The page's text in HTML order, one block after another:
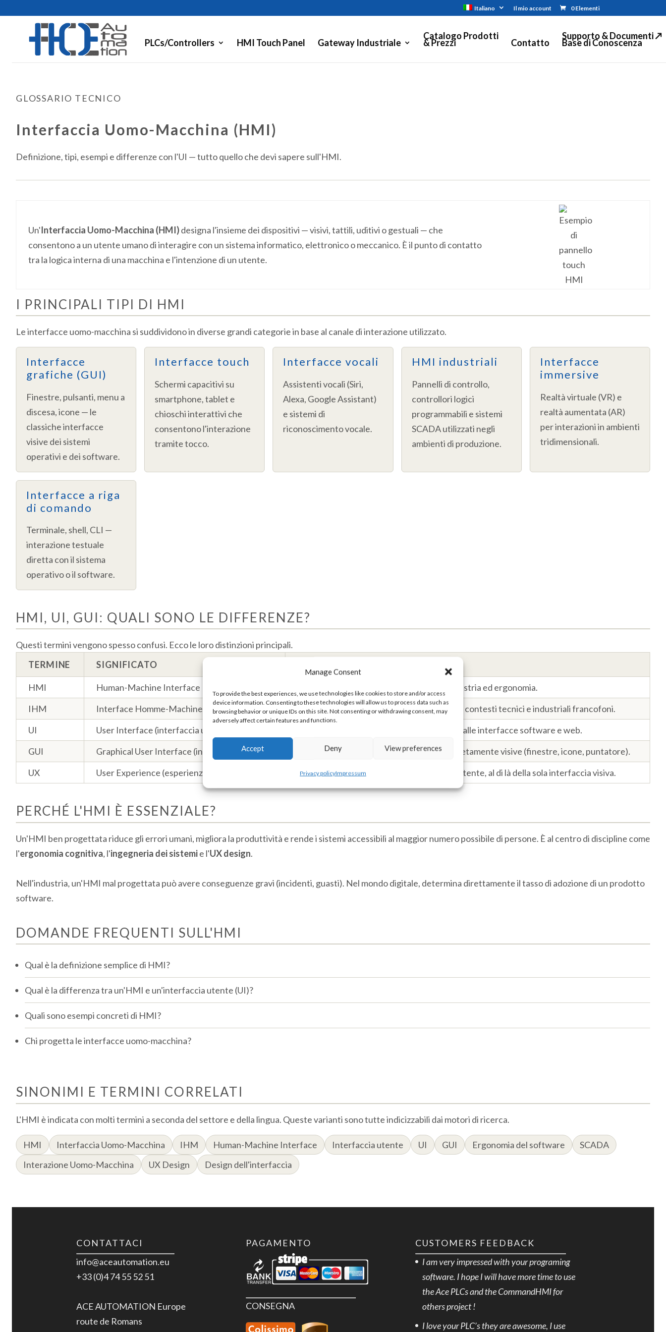
Manage Consent
To provide the best experiences, we use technologies like cookies to store and/or access
device information. Consenting to these technologies will allow us to process data such as
browsing behavior or unique IDs on this site. Not consenting or withdrawing consent, may
adversely affect certain features and functions.
Accept Deny View preferences
Privacy policyImpressum
Italiano Il mio account 0 Elementi
PLCs/Controllers HMI Touch Panel Gateway Industriale
Catalogo Prodotti
& Prezzi Contatto
Supporto & Documenti ↗
Base di Conoscenza
GLOSSARIO TECNICO
Interfaccia Uomo-Macchina (HMI)
Definizione, tipi, esempi e differenze con l'UI — tutto quello che devi sapere sull'HMI.
Un'Interfaccia Uomo-Macchina (HMI)designa l'insieme dei dispositivi — visivi, tattili, uditivi o gestuali — che
consentono a un utente umano di interagire con un sistema informatico, elettronico o meccanico. È il punto di contatto
tra la logica interna di una macchina e l'intenzione di un utente.
I PRINCIPALI TIPI DI HMI
Le interfacce uomo-macchina si suddividono in diverse grandi categorie in base al canale di interazione utilizzato.
Interfacce
grafiche (GUI)
Finestre, pulsanti, menu a
discesa, icone — le
classiche interfacce
visive dei sistemi
operativi e dei software.
Interfacce touch
Schermi capacitivi su
smartphone, tablet e
chioschi interattivi che
consentono l'interazione
tramite tocco.
Interfacce vocali
Assistenti vocali (Siri,
Alexa, Google Assistant)
e sistemi di
riconoscimento vocale.
HMI industriali
Pannelli di controllo,
controllori logici
programmabili e sistemi
SCADA utilizzati negli
ambienti di produzione.
Interfacce
immersive
Realtà virtuale (VR) e
realtà aumentata (AR)
per interazioni in ambienti
tridimensionali.
Interfacce a riga
di comando
Terminale, shell, CLI —
interazione testuale
diretta con il sistema
operativo o il software.
HMI, UI, GUI: QUALI SONO LE DIFFERENZE?
Questi termini vengono spesso confusi. Ecco le loro distinzioni principali.
TERMINE
SIGNIFICATO
HMI Human-Machine Interface
Termine generico usato in informatica, industria ed ergonomia.
IHM
Interface Homme-Machine
Equivalente francese, ampiamente usato in contesti tecnici e industriali francofoni.
UI
User Interface (interfaccia utente)
Termine del design digitale, spesso limitato alle interfacce software e web.
GUI
Graphical User Interface (interfaccia grafica)
Sottocategoria dell'HMI: interfacce completamente visive (finestre, icone, puntatore).
UX
User Experience (esperienza utente) Si riferisce all'esperienza complessiva dell'utente, al di là della sola interfaccia visiva.
PERCHÉ L'HMI È ESSENZIALE?
Un'HMI ben progettata riduce gli errori umani, migliora la produttività e rende i sistemi accessibili al maggior numero possibile di persone. È al centro di discipline come
l'ergonomia cognitiva, l'ingegneria dei sistemie l'UX design.
Nell'industria, un'HMI mal progettata può avere conseguenze gravi (incidenti, guasti). Nel mondo digitale, determina direttamente il tasso di adozione di un prodotto
software.
DOMANDE FREQUENTI SULL'HMI
Qual è la definizione semplice di HMI?
Qual è la differenza tra un'HMI e un'interfaccia utente (UI)?
Quali sono esempi concreti di HMI?
Chi progetta le interfacce uomo-macchina?
SINONIMI E TERMINI CORRELATI
L'HMI è indicata con molti termini a seconda del settore e della lingua. Queste varianti sono tutte indicizzabili dai motori di ricerca.
HMI Interfaccia Uomo-Macchina IHM Human-Machine Interface Interfaccia utente UI GUI Ergonomia del software
SCADA
Interazione Uomo-Macchina
UX Design Design dell'interfaccia
CONTATTACI
info@aceautomation.eu
+33 (0)4 74 55 52 51
ACE AUTOMATION Europe
route de Romans
PAGAMENTO
CONSEGNA
CUSTOMERS FEEDBACK
I am very impressed with your programing
software. I hope I will have more time to use
the Ace PLCs and the CommandHMI for
others project !
I love your PLC’s they are awesome, I use